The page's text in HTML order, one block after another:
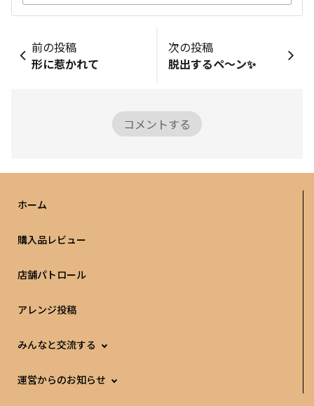
前の投稿
形に惹かれて
次の投稿
脱出するペ～ン✨
コメントする
ホーム
購入品レビュー
店舗パトロール
アレンジ投稿
みんなと交流する
運営からのお知らせ